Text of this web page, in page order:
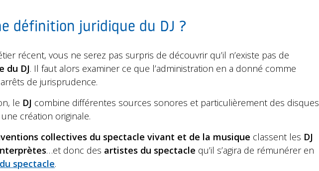
définition juridique du DJ ?
récent, vous ne serez pas surpris de découvrir qu’il n’existe pas de
du DJ. Il faut alors examiner ce que l’administration en a donné comme
de jurisprudence.
le DJ combine différentes sources sonores et particulièrement des disques
création originale.
collectives du spectacle vivant et de la musique classent les DJ
…et donc des artistes du spectacle qu’il s’agira de rémunérer en
spectacle.